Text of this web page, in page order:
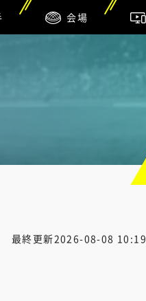
会場
最終更新2026-08-08 10:19